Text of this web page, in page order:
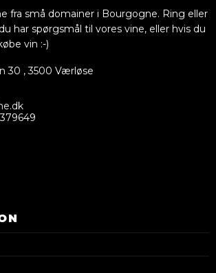
fra små domainer i Bourgogne. Ring eller
har spørgsmål til vores vine, eller hvis du
vin :-)
30 ,3500 Værløse